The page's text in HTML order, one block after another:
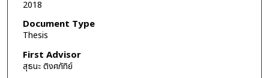
2018
Document Type
Thesis
First Advisor
สุธนะ ติงศภัทิย์